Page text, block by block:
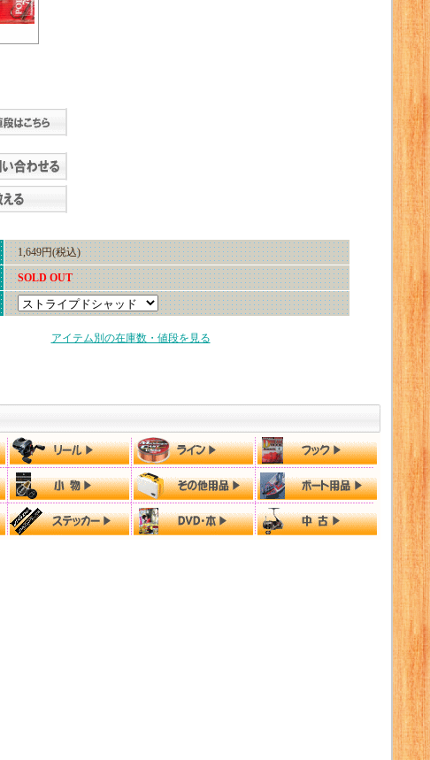
1,649円(税込)
SOLD OUT
アイテム別の在庫数・値段を見る